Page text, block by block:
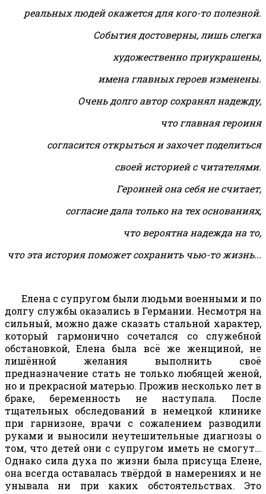
реальных людей окажется для кого-то полезной.
События достоверны, лишь слегка
художественно приукрашены,
имена главных героев изменены.
Очень долго автор сохранял надежду,
что главная героиня
согласится открыться и захочет поделиться
своей историей с читателями.
Героиней она себя не считает,
согласие дала только на тех основаниях,
что вероятна надежда на то,
что эта история поможет сохранить чью-то жизнь...
Елена с супругом были людьми военными и по
долгу службы оказались в Германии. Несмотря на
сильный, можно даже сказать стальной характер,
который гармонично сочетался со служебной
обстановкой, Елена была всё же женщиной, не
лишённой желания выполнить своё
предназначение стать не только любящей женой,
но и прекрасной матерью. Прожив несколько лет в
браке, беременность не наступала. После
тщательных обследований в немецкой клинике
при гарнизоне, врачи с сожалением разводили
руками и выносили неутешительные диагнозы о
том, что детей они с супругом иметь не смогут…
Однако сила духа по жизни была присуща Елене,
она всегда оставалась твёрдой в намерениях и не
унывала ни при каких обстоятельствах. Это